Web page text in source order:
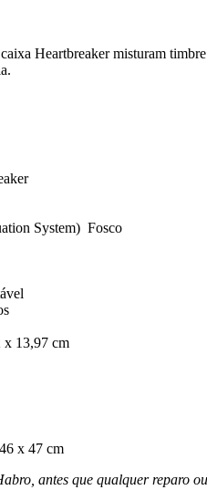
Heartbreaker misturam
System) Fosco
x 13,97 cm
x 47 cm
antes que qualquer reparo